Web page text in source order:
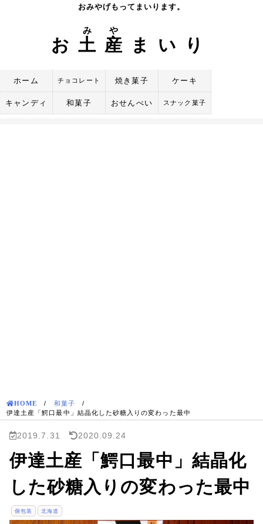
おみやげもってまいります。
お 土
み
産
や
まいり
ホーム チョコレート 焼き菓子 ケーキ
キャンディ 和菓子 おせんべい スナック菓子
HOME / 和菓子 /
伊達土産「鰐口最中」結晶化した砂糖入りの変わった最中
2019.7.31 2020.09.24
伊達土産「鰐口最中」結晶化
した砂糖入りの変わった最中
個包装 北海道